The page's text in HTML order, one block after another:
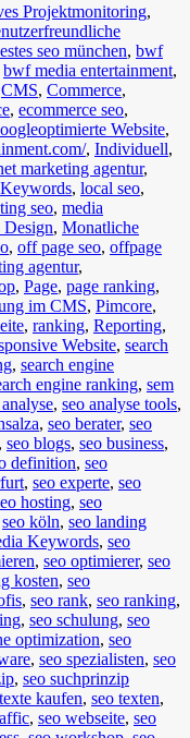
Projektmonitoring,
seo münchen, bwf
bwf media entertainment,
CMS, Commerce,
, ecommerce seo,
Website,
, Individuell,
marketing agentur,
Keywords, local seo,
seo, media
Design, Monatliche
, off page seo, offpage
agentur,
, Page, page ranking,
im CMS, Pimcore,
, ranking, Reporting,
Website, search
, search engine
engine ranking, sem
, seo analyse tools,
, seo berater, seo
, seo blogs, seo business,
definition, seo
, seo experte, seo
hosting, seo
seo köln, seo landing
Keywords, seo
, seo optimierer, seo
kosten, seo
, seo rank, seo ranking,
, seo schulung, seo
optimization, seo
, seo spezialisten, seo
, seo suchprinzip
kaufen, seo texten,
, seo webseite, seo